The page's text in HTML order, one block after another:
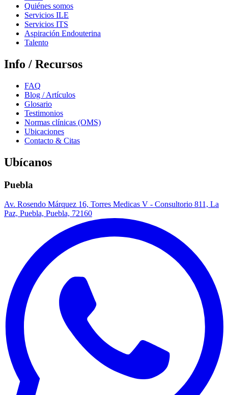
Quiénes somos
Servicios ILE
Servicios ITS
Aspiración Endouterina
Talento
Info / Recursos
FAQ
Blog / Artículos
Glosario
Testimonios
Normas clínicas (OMS)
Ubicaciones
Contacto & Citas
Ubícanos
Puebla
Av. Rosendo Márquez 16, Torres Medicas V - Consultorio 811, La
Paz, Puebla, Puebla, 72160